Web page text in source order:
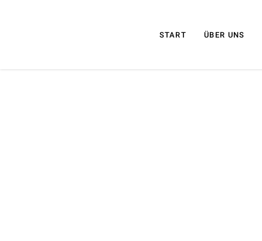
START ÜBER UNS